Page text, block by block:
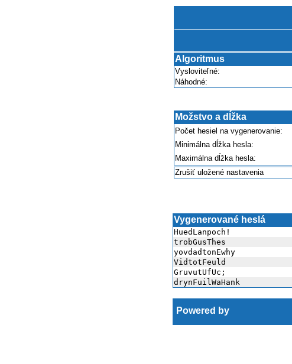
Algoritmus
Vysloviteľné:
Náhodné:
Možstvo a dĺžka
Počet hesiel na vygenerovanie:
Minimálna dĺžka hesla:
Maximálna dĺžka hesla:
Zrušiť uložené nastavenia
Vygenerované heslá
HuedLanpoch!
trobGusThes
yovdadtonEwhy
VidtotFeuld
GruvutUfUc;
drynFuilWaHank
Powered by